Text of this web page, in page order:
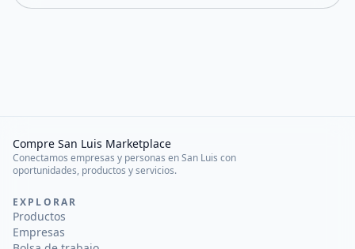
Compre San Luis Marketplace
Conectamos empresas y personas en San Luis con
oportunidades, productos y servicios.
EXPLORAR
Productos
Empresas